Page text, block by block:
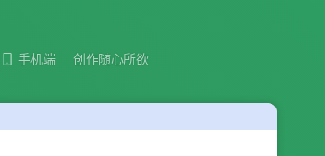
手机端 创作随心所欲